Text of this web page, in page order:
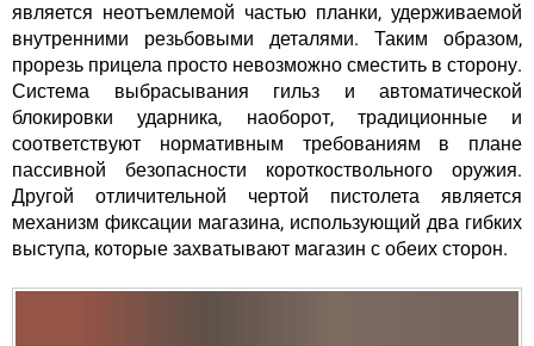
является неотъемлемой частью планки, удерживаемой
внутренними резьбовыми деталями. Таким образом,
прорезь прицела просто невозможно сместить в сторону.
Система выбрасывания гильз и автоматической
блокировки ударника, наоборот, традиционные и
соответствуют нормативным требованиям в плане
пассивной безопасности короткоствольного оружия.
Другой отличительной чертой пистолета является
механизм фиксации магазина, использующий два гибких
выступа, которые захватывают магазин с обеих сторон.